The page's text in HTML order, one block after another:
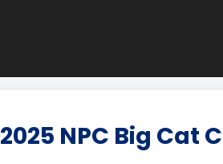
2025 NPC Big Cat